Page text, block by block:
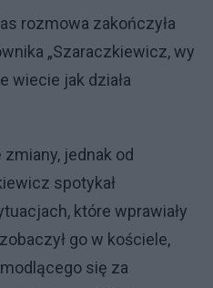
rozmowa zakończyła
„Szaraczkiewicz, wy
wiecie jak działa
jednak od
spotykał
które wprawiały
go w kościele,
się za